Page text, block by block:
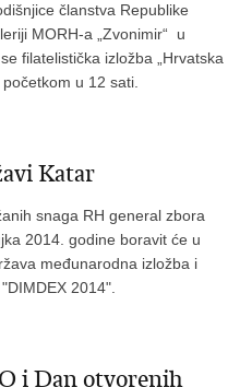
članstva Republike
MORH-a „Zvonimir“ u
filatelistička izložba „Hrvatska
u 12 sati.
Katar
snaga RH general zbora
2014. godine boravit će u
međunarodna izložba i
2014".
i Dan otvorenih